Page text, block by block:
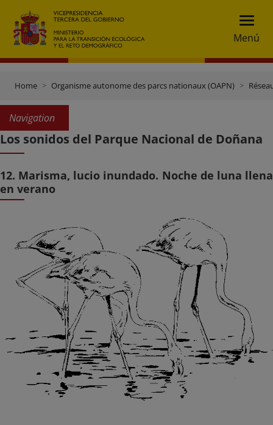
Menú
Home Organisme autonome des parcs nationaux (OAPN)
Navigation
Los sonidos del Parque Nacional de Doñana
12. Marisma, lucio inundado. Noche de luna llena
en verano